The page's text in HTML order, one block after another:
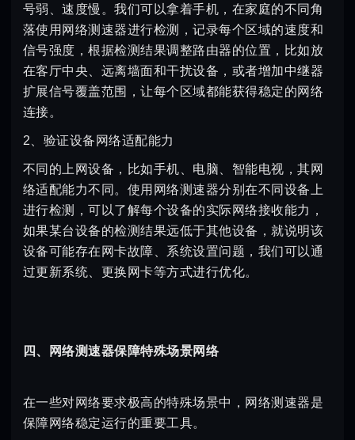
号弱、速度慢。我们可以拿着手机，在家庭的不同角
落使用网络测速器进行检测，记录每个区域的速度和
信号强度，根据检测结果调整路由器的位置，比如放
在客厅中央、远离墙面和干扰设备，或者增加中继器
扩展信号覆盖范围，让每个区域都能获得稳定的网络
连接。
2、验证设备网络适配能力
不同的上网设备，比如手机、电脑、智能电视，其网
络适配能力不同。使用网络测速器分别在不同设备上
进行检测，可以了解每个设备的实际网络接收能力，
如果某台设备的检测结果远低于其他设备，就说明该
设备可能存在网卡故障、系统设置问题，我们可以通
过更新系统、更换网卡等方式进行优化。
四、网络测速器保障特殊场景网络
在一些对网络要求极高的特殊场景中，网络测速器是
保障网络稳定运行的重要工具。